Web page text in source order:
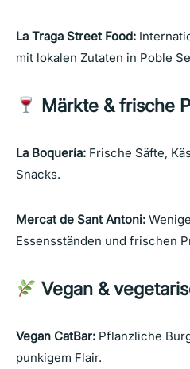
La Traga Street Food:
mit lokalen Zutaten in Poble
Märkte & frische
La Boquería: Frische Säfte,
Snacks.
Mercat de Sant Antoni:
Essensständen und frischen
Vegan &
Vegan CatBar: Pflanzliche
punkigem Flair.